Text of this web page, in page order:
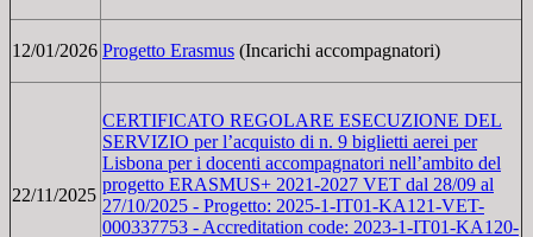
12/01/2026 Progetto Erasmus (Incarichi accompagnatori)
22/11/2025
CERTIFICATO REGOLARE ESECUZIONE DEL
SERVIZIO per l’acquisto di n. 9 biglietti aerei per
Lisbona per i docenti accompagnatori nell’ambito del
progetto ERASMUS+ 2021-2027 VET dal 28/09 al
27/10/2025 - Progetto: 2025-1-IT01-KA121-VET-
000337753 - Accreditation code: 2023-1-IT01-KA120-